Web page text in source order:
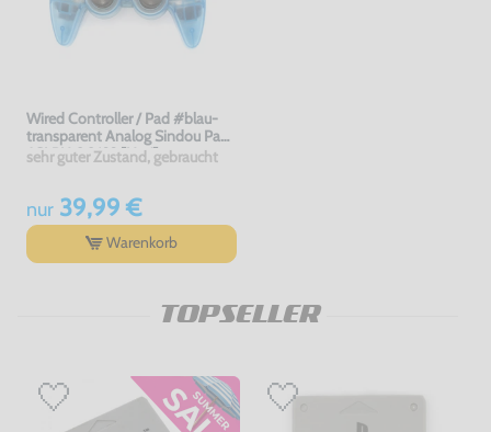
Wired Controller / Pad #blau-
transparent Analog Sindou Pad
/ SLPH 00122 [Hori]
sehr guter Zustand, gebraucht
nur39,99 €
Warenkorb
TOPSELLER